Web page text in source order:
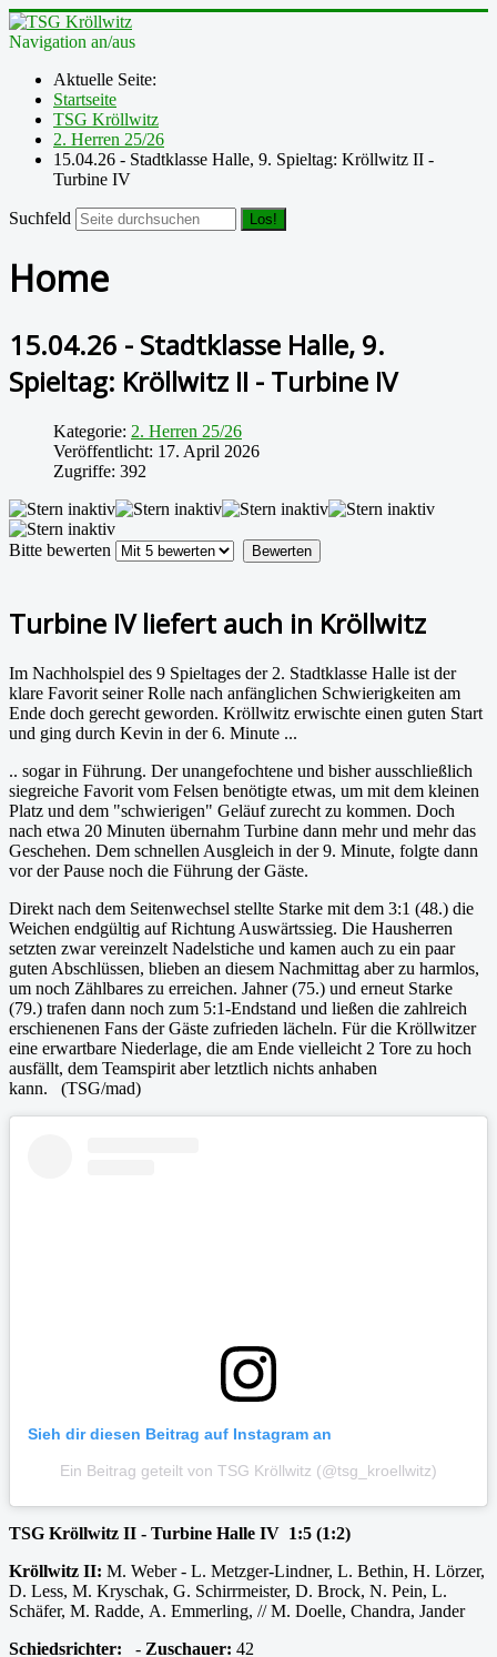
Navigation an/aus
Aktuelle Seite:
Startseite
TSG Kröllwitz
2. Herren 25/26
15.04.26 - Stadtklasse Halle, 9. Spieltag: Kröllwitz II -
Turbine IV
Suchfeld Los!
Home
15.04.26 - Stadtklasse Halle, 9.
Spieltag: Kröllwitz II - Turbine IV
Kategorie: 2. Herren 25/26
Veröffentlicht: 17. April 2026
Zugriffe: 392
Bitte bewerten
Turbine IV liefert auch in Kröllwitz
Im Nachholspiel des 9 Spieltages der 2. Stadtklasse Halle ist der
klare Favorit seiner Rolle nach anfänglichen Schwierigkeiten am
Ende doch gerecht geworden. Kröllwitz erwischte einen guten Start
und ging durch Kevin in der 6. Minute ...
.. sogar in Führung. Der unangefochtene und bisher ausschließlich
siegreiche Favorit vom Felsen benötigte etwas, um mit dem kleinen
Platz und dem "schwierigen" Geläuf zurecht zu kommen. Doch
nach etwa 20 Minuten übernahm Turbine dann mehr und mehr das
Geschehen. Dem schnellen Ausgleich in der 9. Minute, folgte dann
vor der Pause noch die Führung der Gäste.
Direkt nach dem Seitenwechsel stellte Starke mit dem 3:1 (48.) die
Weichen endgültig auf Richtung Auswärtssieg. Die Hausherren
setzten zwar vereinzelt Nadelstiche und kamen auch zu ein paar
guten Abschlüssen, blieben an diesem Nachmittag aber zu harmlos,
um noch Zählbares zu erreichen. Jahner (75.) und erneut Starke
(79.) trafen dann noch zum 5:1-Endstand und ließen die zahlreich
erschienenen Fans der Gäste zufrieden lächeln. Für die Kröllwitzer
eine erwartbare Niederlage, die am Ende vielleicht 2 Tore zu hoch
ausfällt, dem Teamspirit aber letztlich nichts anhaben
kann. (TSG/mad)
Sieh dir diesen Beitrag auf Instagram an
Ein Beitrag geteilt von TSG Kröllwitz (@tsg_kroellwitz)
TSG Kröllwitz II - Turbine Halle IV 1:5 (1:2)
Kröllwitz II: M. Weber - L. Metzger-Lindner, L. Bethin, H. Lörzer,
D. Less, M. Kryschak, G. Schirrmeister, D. Brock, N. Pein, L.
Schäfer, M. Radde, A. Emmerling, // M. Doelle, Chandra, Jander
Schiedsrichter: - Zuschauer: 42